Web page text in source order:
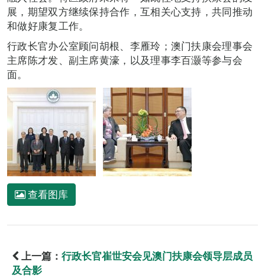
展，期望双方继续保持合作，互相关心支持，共同推动
和做好康复工作。
行政长官办公室顾问胡根、李雁玲；澳门扶康会理事会
主席陈才发、副主席黄濠，以及理事李百灏等参与会
面。
查看图库
上一篇： 行政长官崔世安会见澳门扶康会领导层成员
及合影